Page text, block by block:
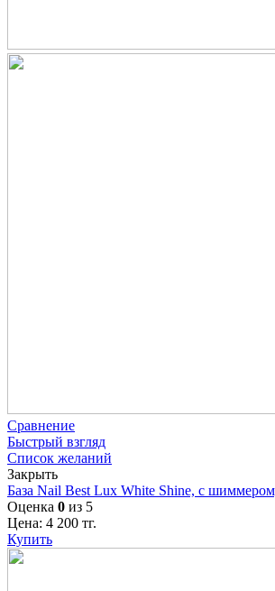
Сравнение
Быстрый взгляд
Список желаний
Закрыть
База Nail Best Lux White Shine, с
Оценка 0 из 5
Цена: 4 200 тг.
Купить